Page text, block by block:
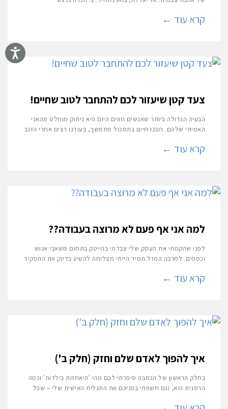
קרא עוד ←
צעד קטן שיעזור לכם להתחבר לטוב שחיים!
הבעיה הגדולה ביותר שאנשים חווים היום היא ניתוק מוחלט מהאני
האמיתי שלהם. רובנו חיים בתסכול מתמשך, בעודנו רצים אחרי הזנב
קרא עוד ←
למה אני אף פעם לא מרוצה בעבודה??
לפני שהקמתי את העסק שלי עבדתי בהייטק בתחום משאבי אנוש
וכספים. למרבה המזל תמיד הייתי מצליחה להשיג בדיוק את התפקיד
קרא עוד ←
איך להפוך לאדם שלם וחזק (חלק ב')
בחלק הראשון של הכתבה סיפרתי לכם מהי 'היאחזות בילדות' וכמה
הרסנית היא, וגם חשפתי בפניכם את התגלית האישית שלי – שכל